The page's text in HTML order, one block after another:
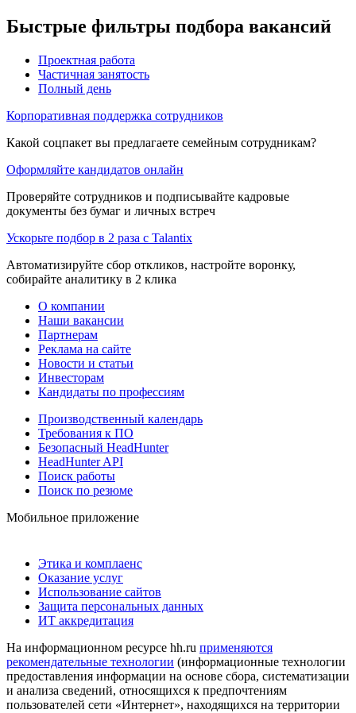
Быстрые фильтры подбора вакансий
Проектная работа
Частичная занятость
Полный день
Корпоративная поддержка сотрудников
Какой соцпакет вы предлагаете семейным сотрудникам?
Оформляйте кандидатов онлайн
Проверяйте сотрудников и подписывайте кадровые
документы без бумаг и личных встреч
Ускорьте подбор в 2 раза с Talantix
Автоматизируйте сбор откликов, настройте воронку,
собирайте аналитику в 2 клика
О компании
Наши вакансии
Партнерам
Реклама на сайте
Новости и статьи
Инвесторам
Кандидаты по профессиям
Производственный календарь
Требования к ПО
Безопасный HeadHunter
HeadHunter API
Поиск работы
Поиск по резюме
Мобильное приложение
Этика и комплаенс
Оказание услуг
Использование сайтов
Защита персональных данных
ИТ аккредитация
На информационном ресурсе hh.ru применяются
рекомендательные технологии (информационные технологии
предоставления информации на основе сбора, систематизации
и анализа сведений, относящихся к предпочтениям
пользователей сети «Интернет», находящихся на территории